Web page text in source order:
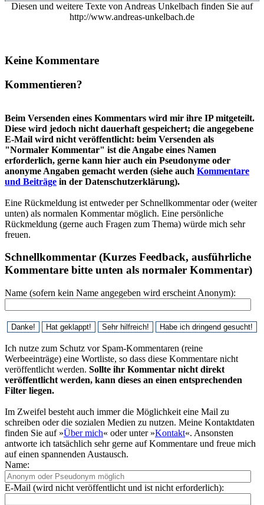
Diesen und weitere Texte von Andreas Unkelbach finden Sie auf
http://www.andreas-unkelbach.de
Keine Kommentare
Kommentieren?
Beim Versenden eines Kommentars wird mir ihre IP mitgeteilt.
Diese wird jedoch nicht dauerhaft gespeichert; die angegebene
E-Mail wird nicht veröffentlicht: beim Versenden als
"Normaler Kommentar" ist die Angabe eines Namen
erforderlich, gerne kann hier auch ein Pseudonyme oder
anonyme Angaben gemacht werden (siehe auch Kommentare
und Beiträge in der Datenschutzerklärung).
Eine Rückmeldung ist entweder per Schnellkommentar oder (weiter
unten) als normalen Kommentar möglich. Eine persönliche
Rückmeldung (gerne auch Fragen zum Thema) würde mich sehr
freuen.
Schnellkommentar (Kurzes Feedback, ausführliche
Kommentare bitte unten als normaler Kommentar)
Name (sofern kein Name angegeben wird erscheint Anonym):
Ich nutze zum Schutz vor Spam-Kommentaren (reine
Werbeeinträge) eine Wortliste, so dass diese Kommentare nicht
veröffentlicht werden. Sollte ihr Kommentar nicht direkt
veröffentlicht werden, kann dieses an einen entsprechenden
Filter liegen.
Im Zweifel besteht auch immer die Möglichkeit eine Mail zu
schreiben oder die sozialen Medien zu nutzen. Meine Kontaktdaten
finden Sie auf »Über mich« oder unter »Kontakt«. Ansonsten
antworte ich tatsächlich sehr gerne auf Kommentare und freue mich
auf einen spannenden Austausch.
Name:
E-Mail (wird nicht veröffentlicht und ist nicht erforderlich):